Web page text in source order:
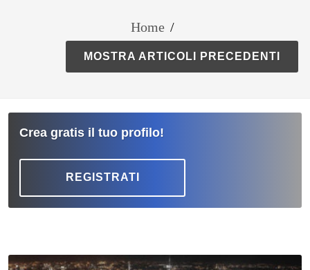
Home /
MOSTRA ARTICOLI PRECEDENTI
Crea gratis il tuo profilo!
REGISTRATI